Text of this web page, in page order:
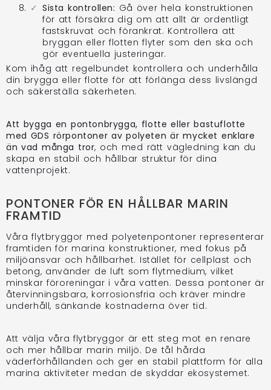
Sista kontrollen: Gå över hela konstruktionen
för att försäkra dig om att allt är ordentligt
fastskruvat och förankrat. Kontrollera att
bryggan eller flotten flyter som den ska och
gör eventuella justeringar.
Kom ihåg att regelbundet kontrollera och underhålla
din brygga eller flotte för att förlänga dess livslängd
och säkerställa säkerheten.
Att bygga en pontonbrygga, flotte eller bastuflotte
med GDS rörpontoner av polyeten är mycket enklare
än vad många tror, och med rätt vägledning kan du
skapa en stabil och hållbar struktur för dina
vattenprojekt.
PONTONER FÖR EN HÅLLBAR MARIN
FRAMTID
Våra flytbryggor med polyetenpontoner representerar
framtiden för marina konstruktioner, med fokus på
miljöansvar och hållbarhet. Istället för cellplast och
betong, använder de luft som flytmedium, vilket
minskar föroreningar i våra vatten. Dessa pontoner är
återvinningsbara, korrosionsfria och kräver mindre
underhåll, sänkande kostnaderna över tid.
Att välja våra flytbryggor är ett steg mot en renare
och mer hållbar marin miljö. De tål hårda
väderförhållanden och ger en stabil plattform för alla
marina aktiviteter medan de skyddar ekosystemet.